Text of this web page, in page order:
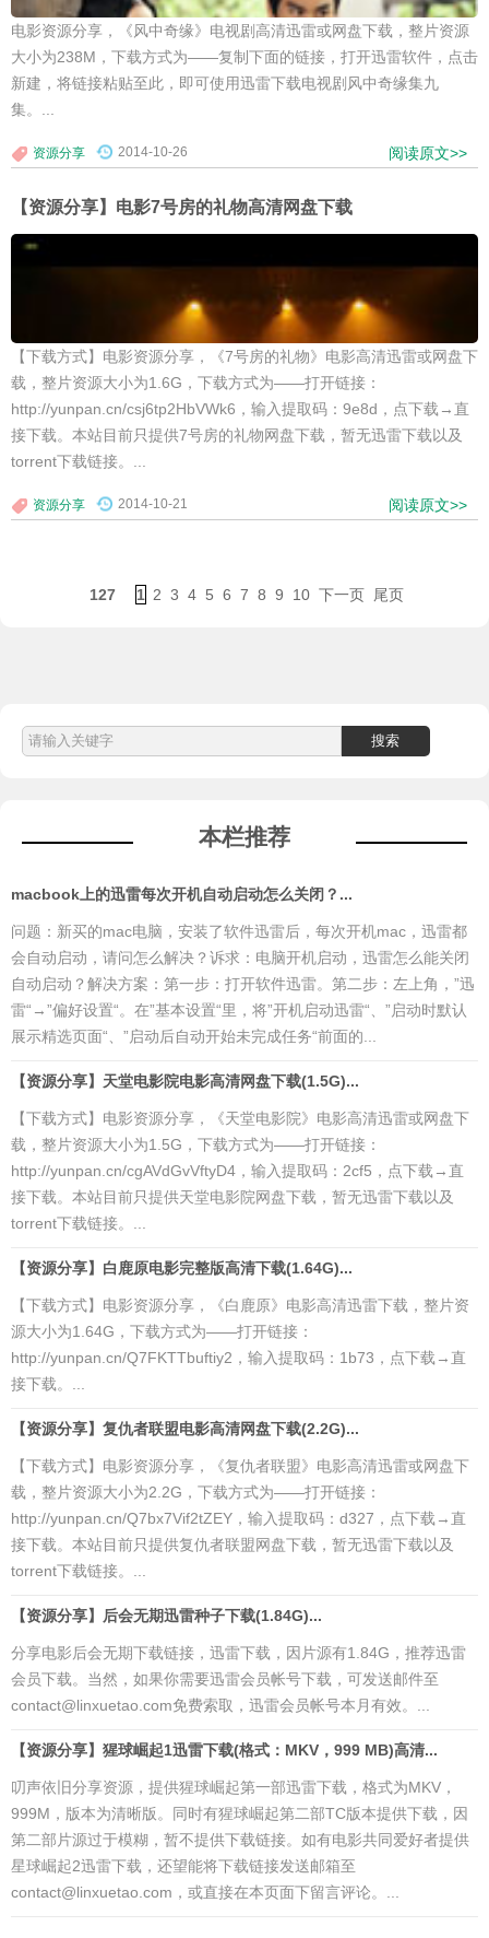
电影资源分享，《风中奇缘》电视剧高清迅雷或网盘下载，整片资源
大小为238M，下载方式为——复制下面的链接，打开迅雷软件，点击
新建，将链接粘贴至此，即可使用迅雷下载电视剧风中奇缘集九
集。...
资源分享 2014-10-26 阅读原文>>
【资源分享】电影7号房的礼物高清网盘下载
【下载方式】电影资源分享，《7号房的礼物》电影高清迅雷或网盘下
载，整片资源大小为1.6G，下载方式为——打开链接：
http://yunpan.cn/csj6tp2HbVWk6，输入提取码：9e8d，点下载→直
接下载。本站目前只提供7号房的礼物网盘下载，暂无迅雷下载以及
torrent下载链接。...
资源分享 2014-10-21 阅读原文>>
127 1 2 3 4 5 6 7 8 9 10 下一页 尾页
本栏推荐
macbook上的迅雷每次开机自动启动怎么关闭？...
问题：新买的mac电脑，安装了软件迅雷后，每次开机mac，迅雷都
会自动启动，请问怎么解决？诉求：电脑开机启动，迅雷怎么能关闭
自动启动？解决方案：第一步：打开软件迅雷。第二步：左上角，”迅
雷“→”偏好设置“。在”基本设置“里，将”开机启动迅雷“、”启动时默认
展示精选页面“、”启动后自动开始未完成任务“前面的...
【资源分享】天堂电影院电影高清网盘下载(1.5G)...
【下载方式】电影资源分享，《天堂电影院》电影高清迅雷或网盘下
载，整片资源大小为1.5G，下载方式为——打开链接：
http://yunpan.cn/cgAVdGvVftyD4，输入提取码：2cf5，点下载→直
接下载。本站目前只提供天堂电影院网盘下载，暂无迅雷下载以及
torrent下载链接。...
【资源分享】白鹿原电影完整版高清下载(1.64G)...
【下载方式】电影资源分享，《白鹿原》电影高清迅雷下载，整片资
源大小为1.64G，下载方式为——打开链接：
http://yunpan.cn/Q7FKTTbuftiy2，输入提取码：1b73，点下载→直
接下载。...
【资源分享】复仇者联盟电影高清网盘下载(2.2G)...
【下载方式】电影资源分享，《复仇者联盟》电影高清迅雷或网盘下
载，整片资源大小为2.2G，下载方式为——打开链接：
http://yunpan.cn/Q7bx7Vif2tZEY，输入提取码：d327，点下载→直
接下载。本站目前只提供复仇者联盟网盘下载，暂无迅雷下载以及
torrent下载链接。...
【资源分享】后会无期迅雷种子下载(1.84G)...
分享电影后会无期下载链接，迅雷下载，因片源有1.84G，推荐迅雷
会员下载。当然，如果你需要迅雷会员帐号下载，可发送邮件至
contact@linxuetao.com免费索取，迅雷会员帐号本月有效。...
【资源分享】猩球崛起1迅雷下载(格式：MKV，999 MB)高清...
叨声依旧分享资源，提供猩球崛起第一部迅雷下载，格式为MKV，
999M，版本为清晰版。同时有猩球崛起第二部TC版本提供下载，因
第二部片源过于模糊，暂不提供下载链接。如有电影共同爱好者提供
星球崛起2迅雷下载，还望能将下载链接发送邮箱至
contact@linxuetao.com，或直接在本页面下留言评论。...